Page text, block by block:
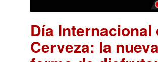
Día Internacional
Cerveza: la nueva